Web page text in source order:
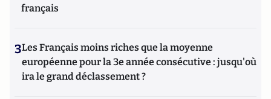
français
3Les Français moins riches que la moyenne
européenne pour la 3e année consécutive : jusqu'où
ira le grand déclassement ?